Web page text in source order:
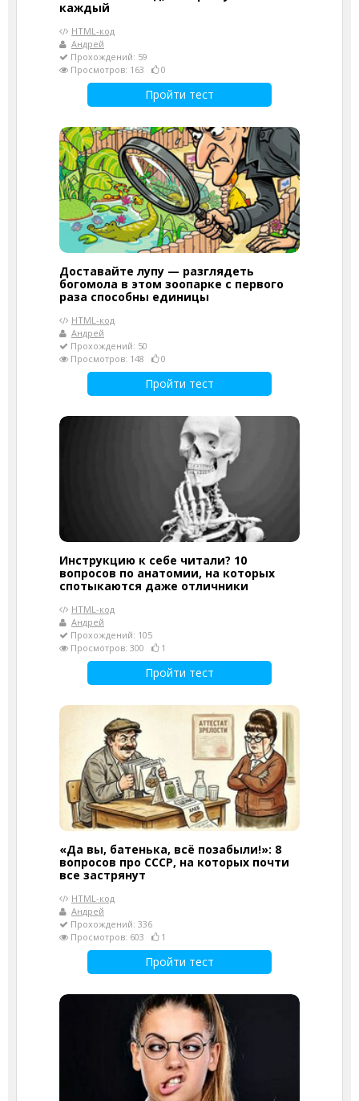
каждый
HTML-код
Андрей
Прохождений: 59
Просмотров: 163
0
Пройти тест
Доставайте лупу — разглядеть
богомола в этом зоопарке с первого
раза способны единицы
HTML-код
Андрей
Прохождений: 50
Просмотров: 148
0
Пройти тест
Инструкцию к себе читали? 10
вопросов по анатомии, на которых
спотыкаются даже отличники
HTML-код
Андрей
Прохождений: 105
Просмотров: 300
1
Пройти тест
«Да вы, батенька, всё позабыли!»: 8
вопросов про СССР, на которых почти
все застрянут
HTML-код
Андрей
Прохождений: 336
Просмотров: 603
1
Пройти тест